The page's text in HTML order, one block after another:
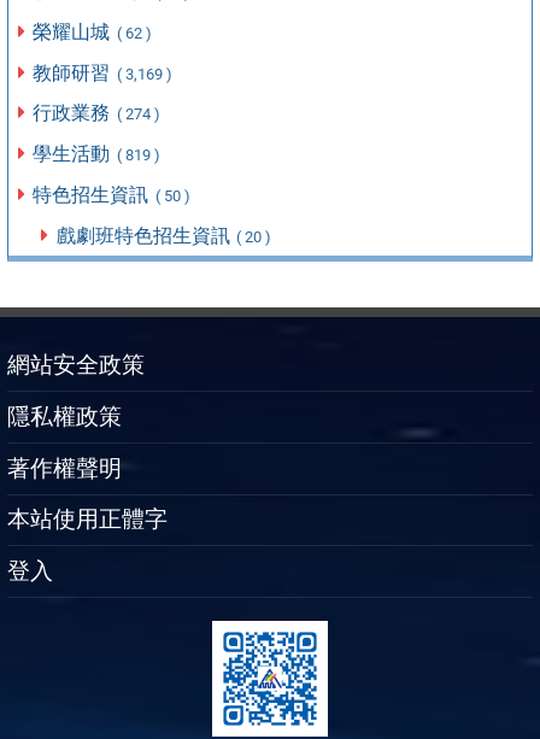
榮耀山城 ( 62 )
教師研習 ( 3,169 )
行政業務 ( 274 )
學生活動 ( 819 )
特色招生資訊 ( 50 )
戲劇班特色招生資訊 ( 20 )
網站安全政策
隱私權政策
著作權聲明
本站使用正體字
登入